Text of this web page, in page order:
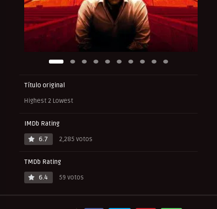
Título original
Highest 2 Lowest
IMDb Rating
6.7
2,285 votos
TMDb Rating
6.4
59 votos